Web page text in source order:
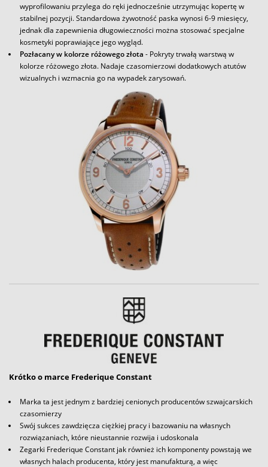
wyprofilowaniu przylega do ręki jednocześnie utrzymując kopertę w
stabilnej pozycji. Standardowa żywotność paska wynosi 6-9 miesięcy,
jednak dla zapewnienia długowieczności można stosować specjalne
kosmetyki poprawiające jego wygląd.
Pozłacany w kolorze różowego złota - Pokryty trwałą warstwą w
kolorze różowego złota. Nadaje czasomierzowi dodatkowych atutów
wizualnych i wzmacnia go na wypadek zarysowań.
Krótko o marce Frederique Constant
Marka ta jest jednym z bardziej cenionych producentów szwajcarskich
czasomierzy
Swój sukces zawdzięcza ciężkiej pracy i bazowaniu na własnych
rozwiązaniach, które nieustannie rozwija i udoskonala
Zegarki Frederique Constant jak również ich komponenty powstają we
własnych halach producenta, który jest manufakturą, a więc